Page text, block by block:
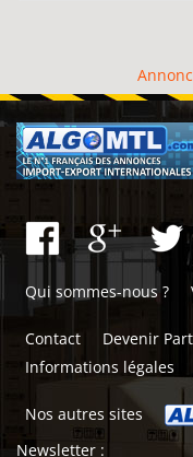
Qui sommes-nous ?
Contact Devenir
Informations légales
Nos autres sites
Newsletter :